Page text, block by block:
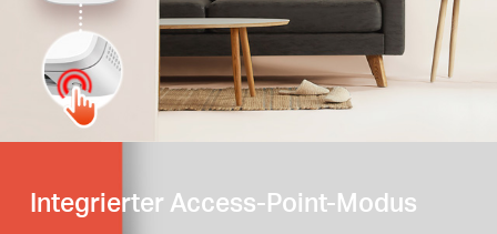
Drücken Sie die WPS-Taste
Integrierter Access-Point-Modus